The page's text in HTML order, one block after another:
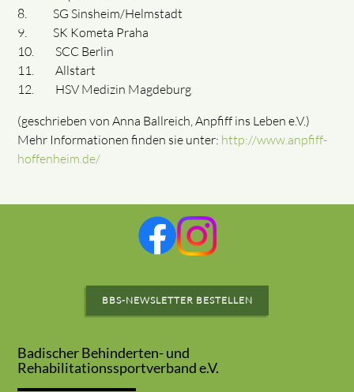
8. SG Sinsheim/Helmstadt
9. SK Kometa Praha
10. SCC Berlin
11. Allstart
12. HSV Medizin Magdeburg
(geschrieben von Anna Ballreich, Anpfiff ins Leben e.V.)
Mehr Informationen finden sie unter: http://www.anpfiff-
hoffenheim.de/
BBS-NEWSLETTER BESTELLEN
Badischer Behinderten- und
Rehabilitationssportverband e.V.